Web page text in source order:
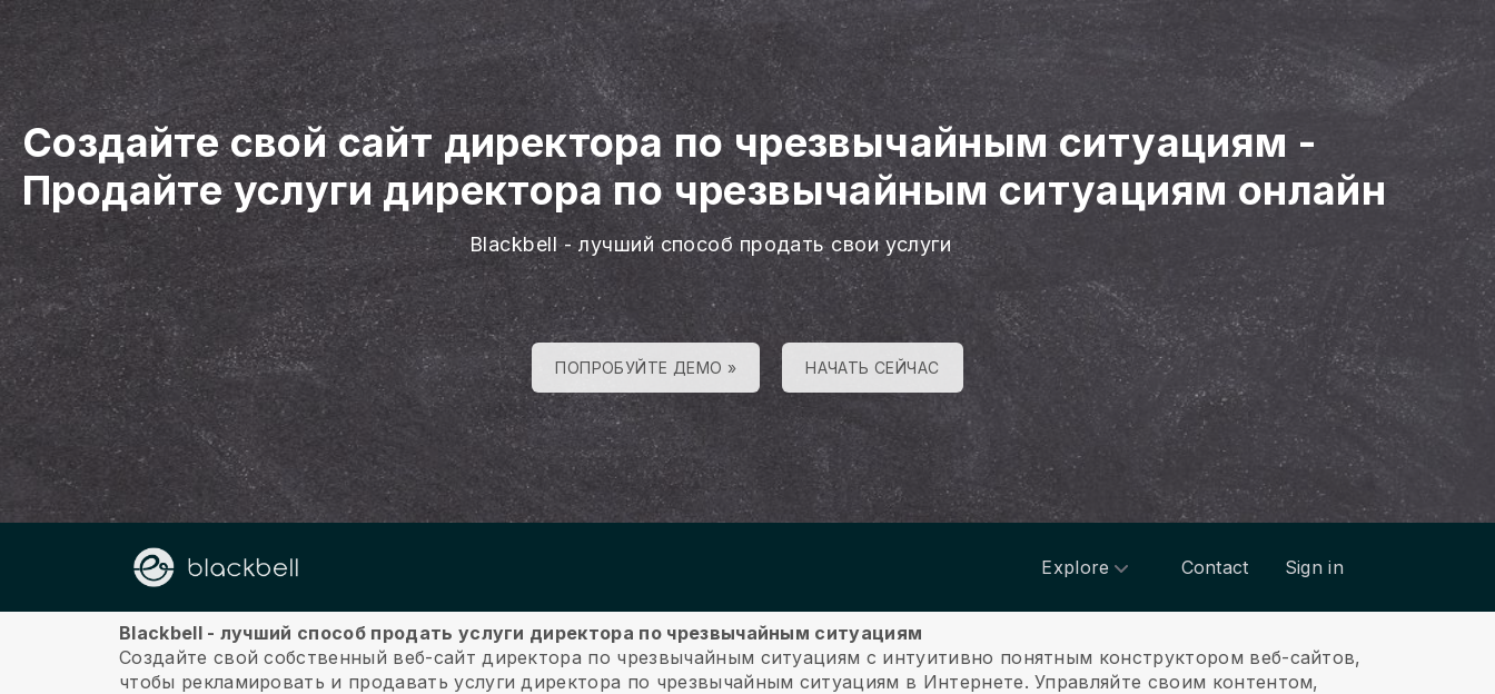
Создайте свой сайт директора по чрезвычайным ситуациям -
Продайте услуги директора по чрезвычайным ситуациям онлайн
Blackbell - лучший способ продать свои услуги
ПОПРОБУЙТЕ ДЕМО » НАЧАТЬ СЕЙЧАС
Explore Contact Sign in
О нас
Blackbell - лучший способ продать услуги директора по чрезвычайным ситуациям
Создайте свой собственный веб-сайт директора по чрезвычайным ситуациям с интуитивно понятным конструктором веб-сайтов,
чтобы рекламировать и продавать услуги директора по чрезвычайным ситуациям в Интернете. Управляйте своим контентом,